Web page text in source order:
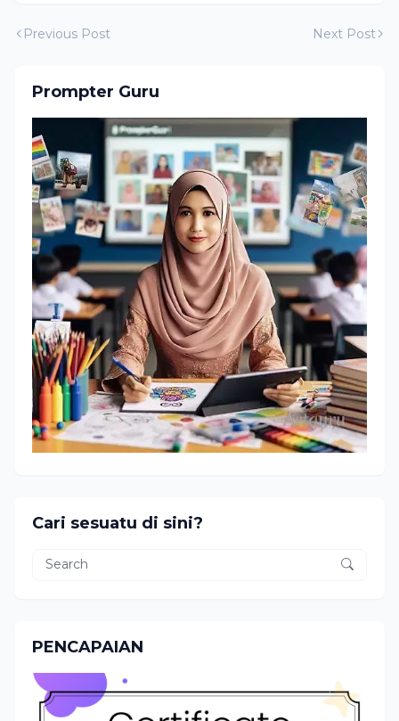
Previous Post Next Post
Prompter Guru
Cari sesuatu di sini?
PENCAPAIAN